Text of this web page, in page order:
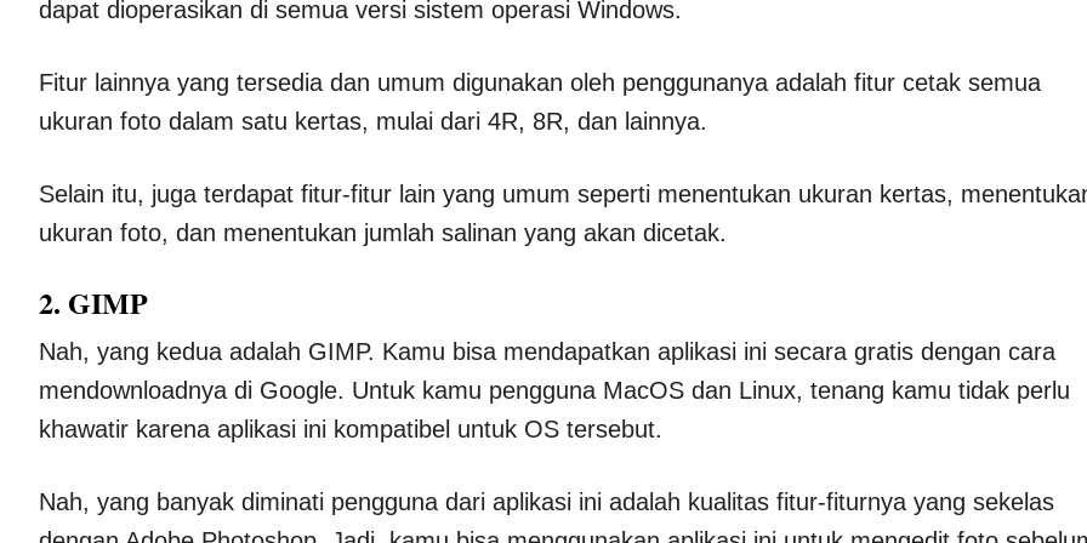
dapat dioperasikan di semua versi sistem operasi Windows.
Fitur lainnya yang tersedia dan umum digunakan oleh penggunanya adalah fitur cetak semua
ukuran foto dalam satu kertas, mulai dari 4R, 8R, dan lainnya.
Selain itu, juga terdapat fitur-fitur lain yang umum seperti menentukan ukuran kertas,
ukuran foto, dan menentukan jumlah salinan yang akan dicetak.
2. GIMP
Nah, yang kedua adalah GIMP. Kamu bisa mendapatkan aplikasi ini secara gratis dengan cara
mendownloadnya di Google. Untuk kamu pengguna MacOS dan Linux, tenang kamu tidak perlu
khawatir karena aplikasi ini kompatibel untuk OS tersebut.
Nah, yang banyak diminati pengguna dari aplikasi ini adalah kualitas fitur-fiturnya yang sekelas